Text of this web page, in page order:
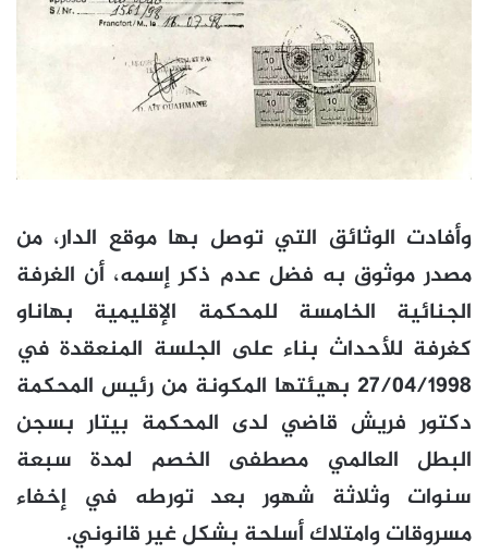
وأفادت الوثائق التي توصل بها موقع الدار، من
مصدر موثوق به فضل عدم ذكر إسمه، أن الغرفة
الجنائية الخامسة للمحكمة الإقليمية بهاناو
كغرفة للأحداث بناء على الجلسة المنعقدة في
27/04/1998 بهيئتها المكونة من رئيس المحكمة
دكتور فريش قاضي لدى المحكمة بيتار بسجن
البطل العالمي مصطفى الخصم لمدة سبعة
سنوات وثلاثة شهور بعد تورطه في إخفاء
مسروقات وامتلاك أسلحة بشكل غير قانوني.